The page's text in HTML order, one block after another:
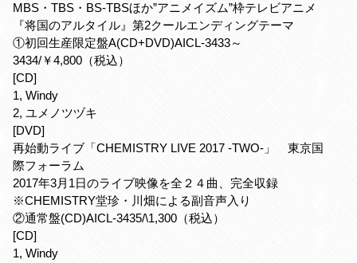
MBS・TBS・BS-TBSほか”アニメイズム”枠テレビアニメ
『将国のアルタイル』第2クールエンディングテーマ
①初回生産限定盤A(CD+DVD)AICL-3433～
3434/￥4,800（税込）
[CD]
1, Windy
2, ユメノツヅキ
[DVD]
再始動ライブ「CHEMISTRY LIVE 2017 -TWO-」 東京国
際フォーラム
2017年3月1日のライブ映像を全２４曲、完全収録
※CHEMISTRY堂珍・川畑による副音声入り
②通常盤(CD)AICL-3435/\1,300（税込）
[CD]
1, Windy